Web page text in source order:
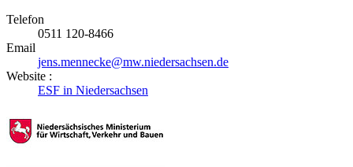
Telefon
0511 120-8466
Email
jens.mennecke@mw.niedersachsen.de
Website :
ESF in Niedersachsen